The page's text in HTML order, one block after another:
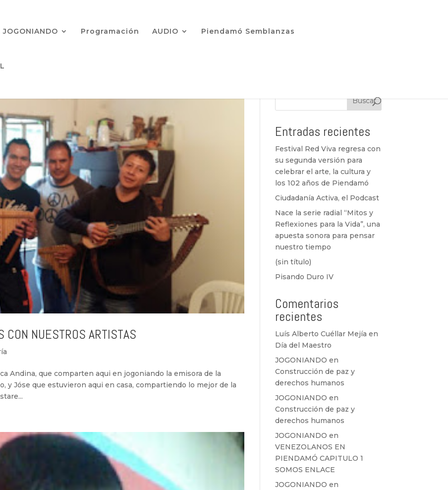
JOGONIANDO Programación AUDIO Piendamó Semblanzas
CON NUESTROS ARTISTAS
Andina, que comparten aqui en jogoniando la emisora de la
y Jóse que estuvieron aqui en casa, compartiendo lo mejor de la
Buscar
Entradas recientes
Festival Red Viva regresa con
su segunda versión para
celebrar el arte, la cultura y
los 102 años de Piendamó
Ciudadanía Activa, el Podcast
Nace la serie radial “Mitos y
Reflexiones para la Vida”, una
apuesta sonora para pensar
nuestro tiempo
(sin título)
Pisando Duro IV
Comentarios
recientes
Luís Alberto Cuéllar Mejía en
Día del Maestro
JOGONIANDO en
Construcción de paz y
derechos humanos
JOGONIANDO en
Construcción de paz y
derechos humanos
JOGONIANDO en
VENEZOLANOS EN
PIENDAMÓ CAPITULO 1
SOMOS ENLACE
JOGONIANDO en